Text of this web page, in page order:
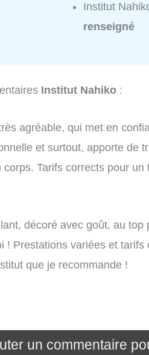
Institut
renseigné
Institut Nahiko :
agréable, qui met en
et surtout, apporte de
corps. Tarifs corrects pour
décoré avec goût, au top
! Prestations variées et
que je recommande !
un commentaire